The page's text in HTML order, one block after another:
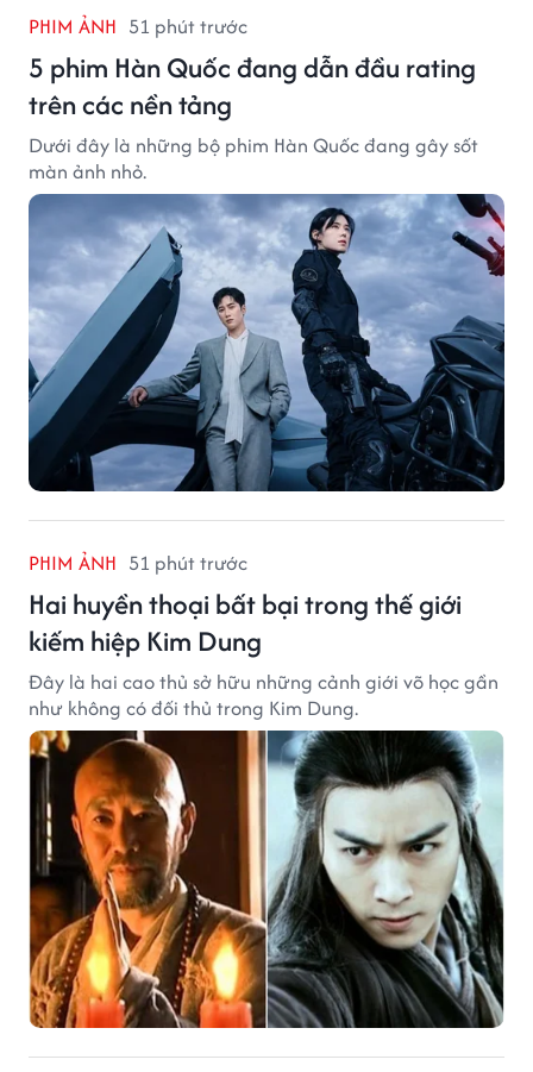
PHIM ẢNH 51 phút trước
5 phim Hàn Quốc đang dẫn đầu rating
trên các nền tảng
Dưới đây là những bộ phim Hàn Quốc đang gây sốt
màn ảnh nhỏ.
PHIM ẢNH 51 phút trước
Hai huyền thoại bất bại trong thế giới
kiếm hiệp Kim Dung
Đây là hai cao thủ sở hữu những cảnh giới võ học gần
như không có đối thủ trong Kim Dung.